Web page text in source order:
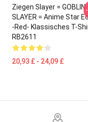
Ziegen Slayer = GOBLIN
SLAYER = Anime Star
-Red- Klassisches T-
RB2611
20,93 £ - 24,09 £